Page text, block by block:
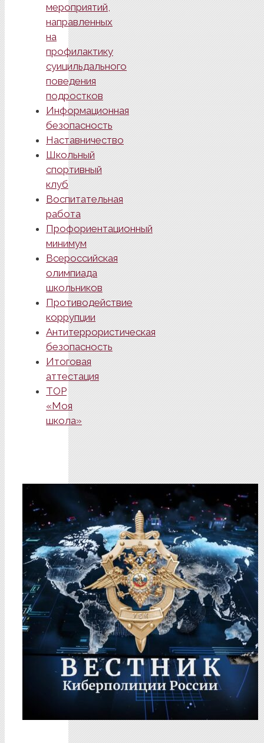
мероприятий,
направленных
на
профилактику
суицильдального
поведения
подростков
Информационная
безопасность
Наставничество
Школьный
спортивный
клуб
Воспитательная
работа
Профориентационный
минимум
Всероссийская
олимпиада
школьников
Противодействие
коррупции
Антитеррористическая
безопасность
Итоговая
аттестация
ТОР
«Моя
школа»